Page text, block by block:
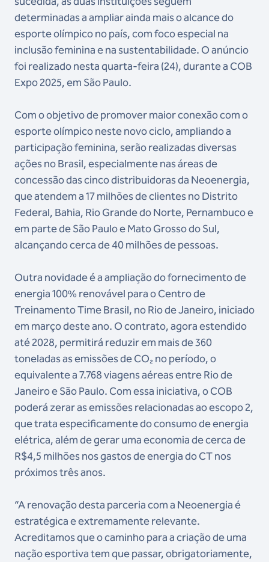
determinadas a ampliar ainda mais o alcance do
esporte olímpico no país, com foco especial na
inclusão feminina e na sustentabilidade. O anúncio
foi realizado nesta quarta-feira (24), durante a COB
Expo 2025, em São Paulo.
Com o objetivo de promover maior conexão com o
esporte olímpico neste novo ciclo, ampliando a
participação feminina, serão realizadas diversas
ações no Brasil, especialmente nas áreas de
concessão das cinco distribuidoras da Neoenergia,
que atendem a 17 milhões de clientes no Distrito
Federal, Bahia, Rio Grande do Norte, Pernambuco e
em parte de São Paulo e Mato Grosso do Sul,
alcançando cerca de 40 milhões de pessoas.
Outra novidade é a ampliação do fornecimento de
energia 100% renovável para o Centro de
Treinamento Time Brasil, no Rio de Janeiro, iniciado
em março deste ano. O contrato, agora estendido
até 2028, permitirá reduzir em mais de 360
toneladas as emissões de CO₂ no período, o
equivalente a 7.768 viagens aéreas entre Rio de
Janeiro e São Paulo. Com essa iniciativa, o COB
poderá zerar as emissões relacionadas ao escopo 2,
que trata especificamente do consumo de energia
elétrica, além de gerar uma economia de cerca de
R$4,5 milhões nos gastos de energia do CT nos
próximos três anos.
“A renovação desta parceria com a Neoenergia é
estratégica e extremamente relevante.
Acreditamos que o caminho para a criação de uma
nação esportiva tem que passar, obrigatoriamente,